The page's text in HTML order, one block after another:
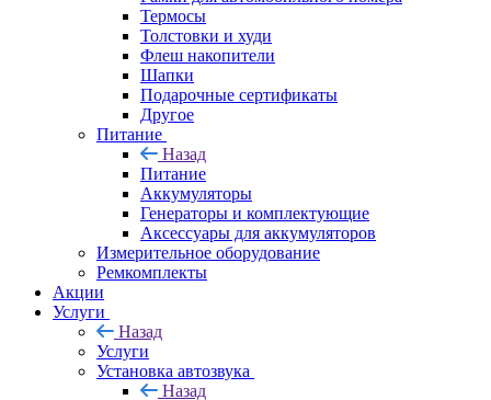
Термосы
Толстовки и худи
Флеш накопители
Шапки
Подарочные сертификаты
Другое
Питание
Назад
Питание
Аккумуляторы
Генераторы и комплектующие
Аксессуары для аккумуляторов
Измерительное оборудование
Ремкомплекты
Акции
Услуги
Назад
Услуги
Установка автозвука
Назад